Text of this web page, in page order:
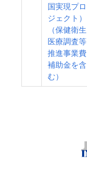
国実現プロ
ジェクト）
（保健衛生
医療調査等
推進事業費
補助金を含
む）